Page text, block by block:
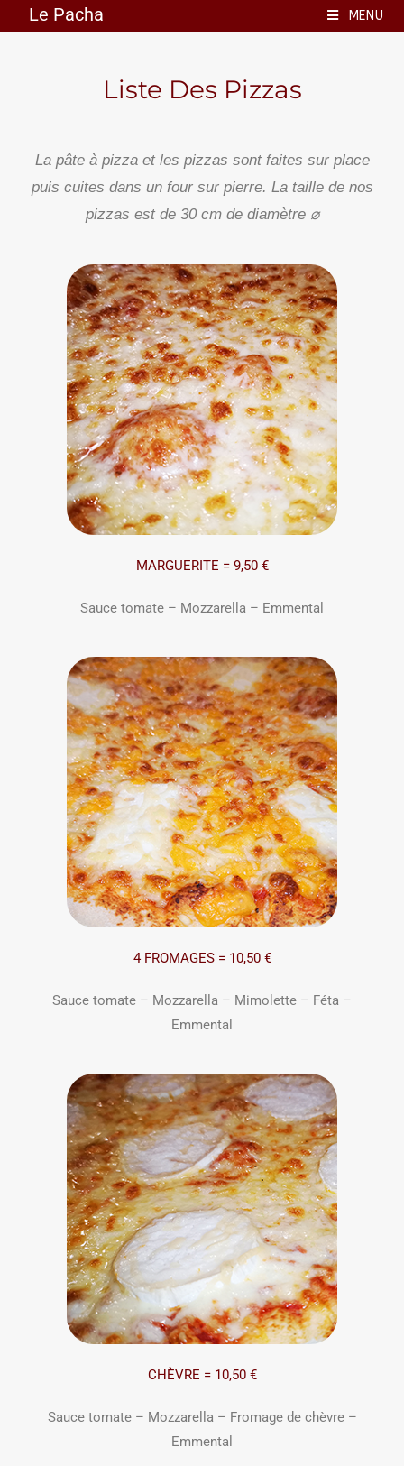
Le Pacha MENU
Liste Des Pizzas
La pâte à pizza et les pizzas sont faites sur place
puis cuites dans un four sur pierre. La taille de nos
pizzas est de 30 cm de diamètre ⌀
MARGUERITE = 9,50 €
Sauce tomate – Mozzarella – Emmental
4 FROMAGES = 10,50 €
Sauce tomate – Mozzarella – Mimolette – Féta –
Emmental
CHÈVRE = 10,50 €
Sauce tomate – Mozzarella – Fromage de chèvre –
Emmental